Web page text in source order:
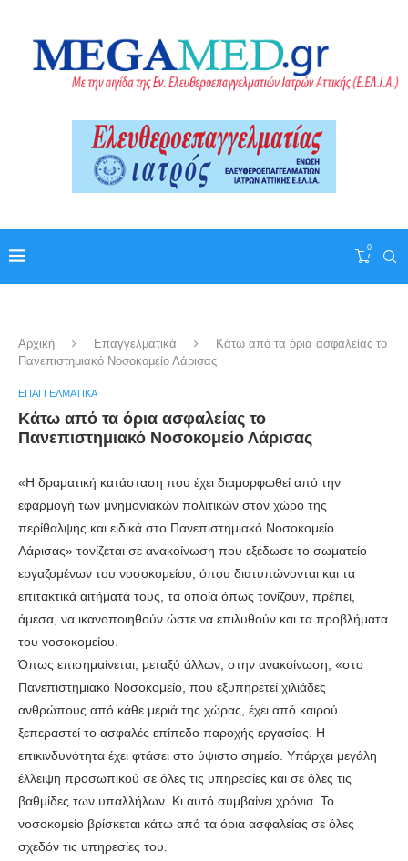
0
Αρχική Επαγγελματικά
Κάτω από τα όρια ασφαλείας το
Πανεπιστημιακό Νοσοκομείο Λάρισας
ΕΠΑΓΓΕΛΜΑΤΙΚΆ
Κάτω από τα όρια ασφαλείας το
Πανεπιστημιακό Νοσοκομείο Λάρισας
«Η δραματική κατάσταση που έχει διαμορφωθεί από την
εφαρμογή των μνημονιακών πολιτικών στον χώρο της
περίθαλψης και ειδικά στο Πανεπιστημιακό Νοσοκομείο
Λάρισας» τονίζεται σε ανακοίνωση που εξέδωσε το σωματείο
εργαζομένων του νοσοκομείου, όπου διατυπώνονται και τα
επιτακτικά αιτήματά τους, τα οποία όπως τονίζουν, πρέπει,
άμεσα, να ικανοποιηθούν ώστε να επιλυθούν και τα προβλήματα
του νοσοκομείου.
Όπως επισημαίνεται, μεταξύ άλλων, στην ανακοίνωση, «στο
Πανεπιστημιακό Νοσοκομείο, που εξυπηρετεί χιλιάδες
ανθρώπους από κάθε μεριά της χώρας, έχει από καιρού
ξεπεραστεί το ασφαλές επίπεδο παροχής εργασίας. Η
επικινδυνότητα έχει φτάσει στο ύψιστο σημείο. Υπάρχει μεγάλη
έλλειψη προσωπικού σε όλες τις υπηρεσίες και σε όλες τις
βαθμίδες των υπαλλήλων. Κι αυτό συμβαίνει χρόνια. Το
νοσοκομείο βρίσκεται κάτω από τα όρια ασφαλείας σε όλες
σχεδόν τις υπηρεσίες του.